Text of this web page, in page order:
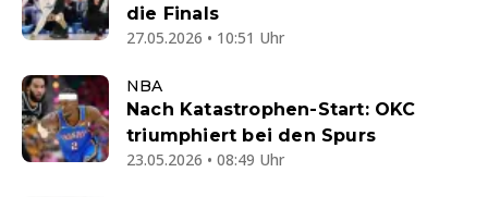
die Finals
27.05.2026 • 10:51 Uhr
NBA
Nach Katastrophen-Start: OKC
triumphiert bei den Spurs
23.05.2026 • 08:49 Uhr